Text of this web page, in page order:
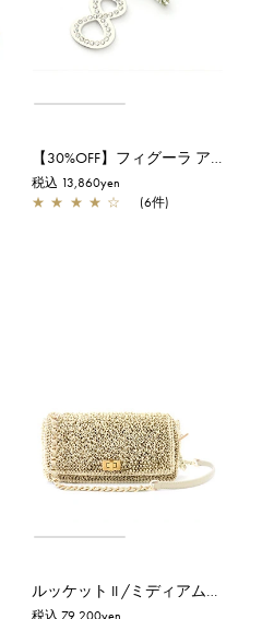
【30%OFF】フィグーラ アクセサリー/NO.8/シルバーグリーン
税込 13,860yen
★ ★ ★ ★ ☆ (6件)
ルッケット II /ミディアム/マットホワイト